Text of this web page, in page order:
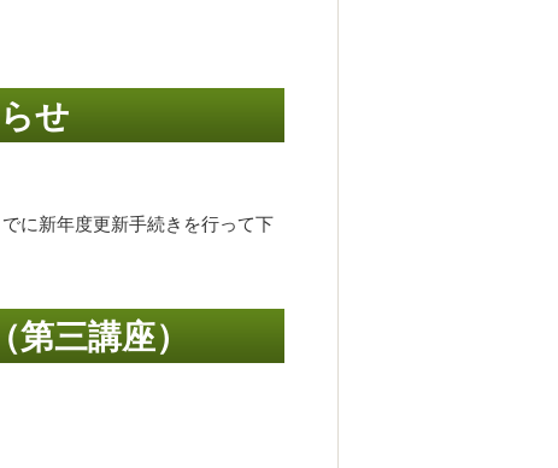
せ
に新年度更新手続きを行って下
三講座）